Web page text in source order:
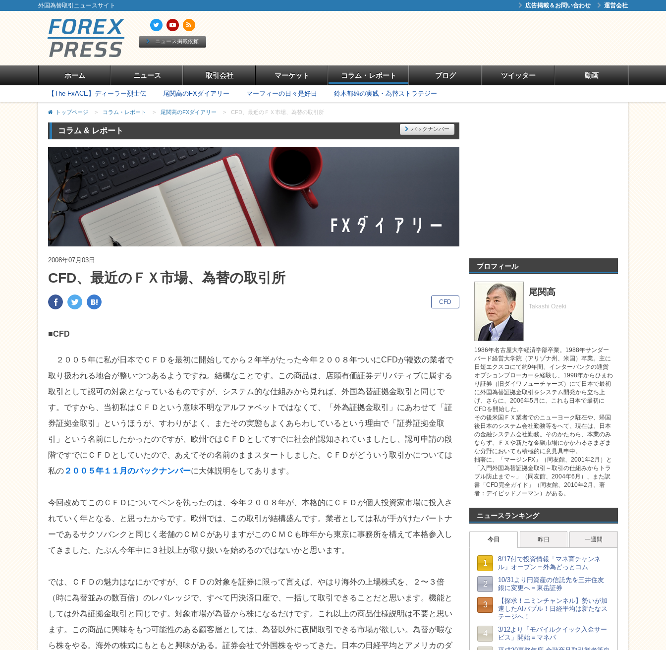
外国為替取引ニュースサイト 広告掲載＆お問い合わせ 運営会社
ニュース掲載依頼
ホーム ニュース 取引会社 マーケット コラム・レポート ブログ ツイッター 動画
【The FxACE】ディーラー烈士伝 尾関高のFXダイアリー マーフィーの日々是好日 鈴木郁雄の実践・為替ストラテジー
トップページ > コラム・レポート > 尾関高のFXダイアリー > CFD、最近のＦＸ市場、為替の取引所
コラム & レポート バックナンバー
2008年07月03日
CFD、最近のＦＸ市場、為替の取引所
キ
ー
CFD
■CFD
２００５年に私が日本でＣＦＤを最初に開始してから２年半がたった今年２００８年ついにCFDが複数の業者で
取り扱われる地合が整いつつあるようですね。結構なことです。この商品は、店頭有価証券デリバティブに属する
取引として認可の対象となっているものですが、システム的な仕組みから見れば、外国為替証拠金取引と同じで
す。ですから、当初私はＣＦＤという意味不明なアルファベットではなくて、「外為証拠金取引」にあわせて「証
券証拠金取引」というほうが、すわりがよく、またその実態もよくあらわしているという理由で「証券証拠金取
引」という名前にしたかったのですが、欧州ではＣＦＤとしてすでに社会的認知されていましたし、認可申請の段
階ですでにＣＦＤとしていたので、あえてその名前のままスタートしました。ＣＦＤがどういう取引かについては
私の ２００５年１１月のバックナンバーに大体説明をしてあります。
今回改めてこのＣＦＤについてペンを執ったのは、今年２００８年が、本格的にＣＦＤが個人投資家市場に投入さ
れていく年となる、と思ったからです。欧州では、この取引が結構盛んです。業者としては私が手がけたパートナ
ーであるサクソバンクと同じく老舗のＣＭＣがありますがこのＣＭＣも昨年から東京に事務所を構えて本格参入し
てきました。たぶん今年中に３社以上が取り扱いを始めるのではないかと思います。
では、ＣＦＤの魅力はなにかですが、ＣＦＤの対象を証券に限って言えば、やはり海外の上場株式を、２〜３倍
（時に為替並みの数百倍）のレバレッジで、すべて円決済口座で、一括して取引できることだと思います。機能と
しては外為証拠金取引と同じです。対象市場が為替から株になるだけです。これ以上の商品仕様説明は不要と思い
ます。この商品に興味をもつ可能性のある顧客層としては、為替以外に夜間取引できる市場が欲しい。為替が暇な
ら株をやる。海外の株式にもともと興味がある。証券会社で外国株をやってきた。日本の日経平均とアメリカのダ
プロフィール
尾関高
Takashi Ozeki
1986年名古屋大学経済学部卒業。1988年サンダー
バード経営大学院（アリゾナ州、米国）卒業。主に
日短エクスコにて約9年間、インターバンクの通貨
オプションブローカーを経験し、1998年からひまわ
り証券（旧ダイワフューチャーズ）にて日本で最初
に外国為替証拠金取引をシステム開発から立ち上
げ、さらに、2006年5月に、これも日本で最初に
CFDを開始した。
その後米国ＦＸ業者でのニューヨーク駐在や、帰国
後日本のシステム会社勤務等をへて、現在は、日本
の金融システム会社勤務。そのかたわら、本業のみ
ならず、ＦＸや新たな金融市場にかかわるさまざま
な分野においても積極的に意見具申中。
拙著に、「マージンFX」（同友館、2001年2月）と
「入門外国為替証拠金取引～取引の仕組みからトラ
ブル防止まで～」（同友館、2004年6月）、また訳
書「CFD完全ガイド」（同友館、2010年2月、著
者：デイビッドノーマン）がある。
ニュースランキング